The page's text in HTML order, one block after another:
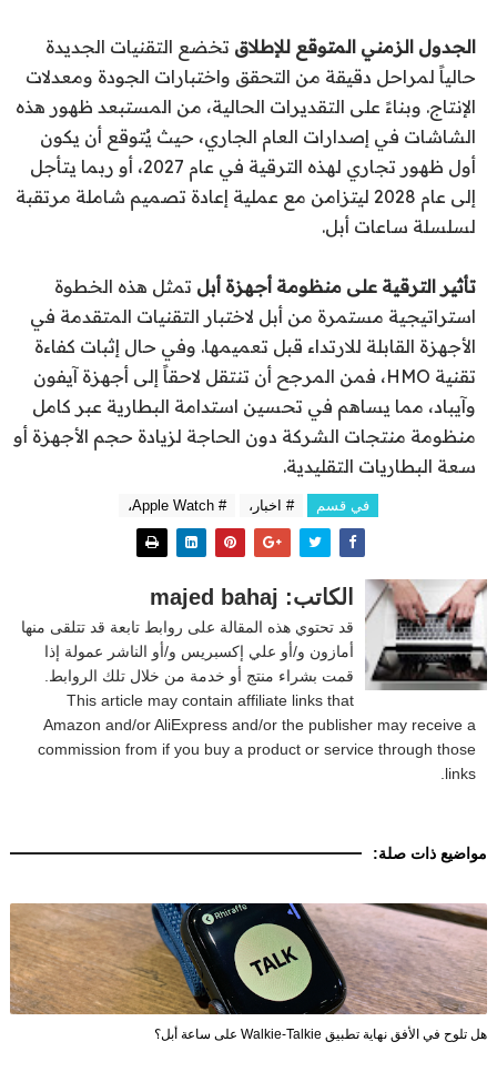
الجدول الزمني المتوقع للإطلاق تخضع التقنيات الجديدة
حالياً لمراحل دقيقة من التحقق واختبارات الجودة ومعدلات
الإنتاج. وبناءً على التقديرات الحالية، من المستبعد ظهور هذه
الشاشات في إصدارات العام الجاري، حيث يُتوقع أن يكون
أول ظهور تجاري لهذه الترقية في عام 2027، أو ربما يتأجل
إلى عام 2028 ليتزامن مع عملية إعادة تصميم شاملة مرتقبة
لسلسلة ساعات أبل.
تأثير الترقية على منظومة أجهزة أبل تمثل هذه الخطوة
استراتيجية مستمرة من أبل لاختبار التقنيات المتقدمة في
الأجهزة القابلة للارتداء قبل تعميمها. وفي حال إثبات كفاءة
تقنية HMO، فمن المرجح أن تنتقل لاحقاً إلى أجهزة آيفون
وآيباد، مما يساهم في تحسين استدامة البطارية عبر كامل
منظومة منتجات الشركة دون الحاجة لزيادة حجم الأجهزة أو
سعة البطاريات التقليدية.
في قسم # اخبار، # Apple Watch،
الكاتب: majed bahaj
قد تحتوي هذه المقالة على روابط تابعة قد تتلقى منها
أمازون و/أو علي إكسبريس و/أو الناشر عمولة إذا
قمت بشراء منتج أو خدمة من خلال تلك الروابط.
This article may contain affiliate links that
Amazon and/or AliExpress and/or the publisher may receive a
commission from if you buy a product or service through those
links.
مواضيع ذات صلة:
هل تلوح في الأفق نهاية تطبيق Walkie-Talkie على ساعة أبل؟